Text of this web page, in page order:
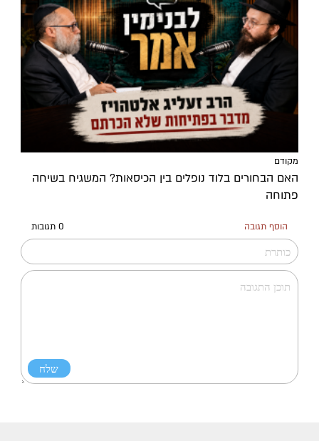
מקודם
האם הבחורים בלוד נופלים בין הכיסאות? המשגיח בשיחה
פתוחה
הוסף תגובה 0 תגובות